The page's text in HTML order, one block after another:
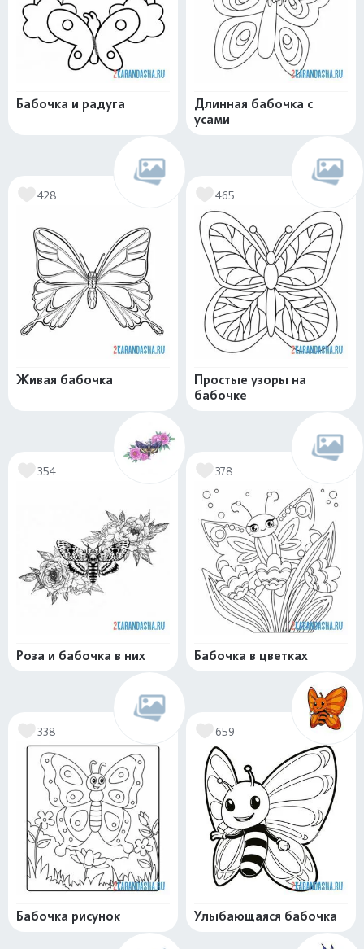
Бабочка и радуга
Длинная бабочка с
усами
428
Живая бабочка
465
Простые узоры на
бабочке
354
Роза и бабочка в них
378
Бабочка в цветках
338
Бабочка рисунок
659
Улыбающаяся бабочка